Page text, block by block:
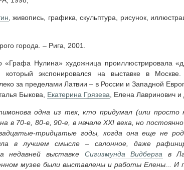
, живопись, графика, скульптура, рисунок,
города. – Рига, 2001.
«Графа Нулина» художница проиллюстрировала
который экспонировался на выставке в Москве.
за пределами Латвии – в России и Западной
Быкова, Екатерина Грязева , Елена Лавринович и
одна из тех, кто придумал (или
в 70-е, 80-е, 90-е, в начале XXI века, но
тридцатые годы, когда она еще не
в лучшем смысле – салонное, даже
недавней выставке Сигизмунда Видберга в
музее были выставлены и работы Елены... И